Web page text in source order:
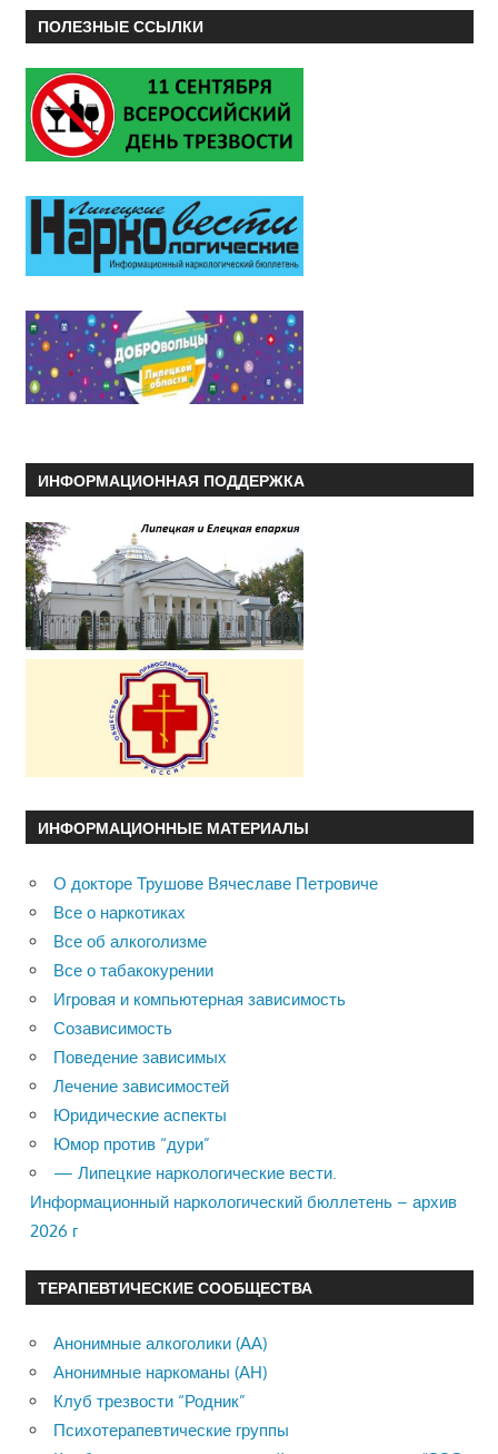
ПОЛЕЗНЫЕ ССЫЛКИ
ИНФОРМАЦИОННАЯ ПОДДЕРЖКА
ИНФОРМАЦИОННЫЕ МАТЕРИАЛЫ
О докторе Трушове Вячеславе Петровиче
Все о наркотиках
Все об алкоголизме
Все о табакокурении
Игровая и компьютерная зависимость
Созависимость
Поведение зависимых
Лечение зависимостей
Юридические аспекты
Юмор против “дури”
— Липецкие наркологические вести.
Информационный наркологический бюллетень – архив
2026 г
ТЕРАПЕВТИЧЕСКИЕ СООБЩЕСТВА
Анонимные алкоголики (АА)
Анонимные наркоманы (АН)
Клуб трезвости “Родник”
Психотерапевтические группы